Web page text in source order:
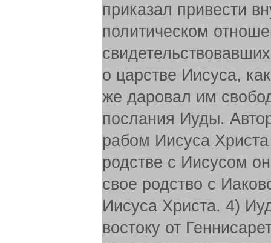
приказал привести
политическом
о царстве Иисуса,
же даровал им
послания Иуды.
рабом Иисуса
родстве с Иисусом
свое родство с
Иисуса Христа. 4)
востоку от